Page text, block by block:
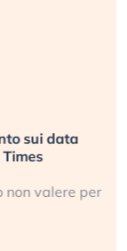
sui data
non valere per